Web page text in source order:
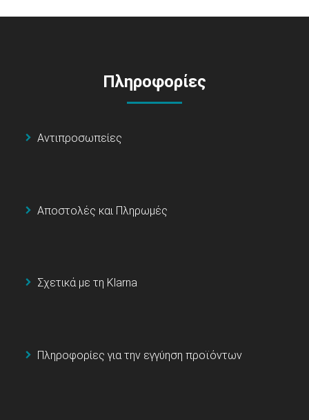
Πληροφορίες
Αντιπροσωπείες
Αποστολές και Πληρωμές
Σχετικά με τη Klarna
Πληροφορίες για την εγγύηση προϊόντων